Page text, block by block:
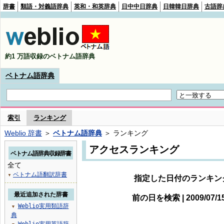
辞書 類語・対義語辞典 英和・和英辞典 日中中日辞典 日韓韓日辞典 古語辞
約1 万語収録のベトナム語辞典
ベトナム語辞典
索引 ランキング
Weblio 辞書 ＞ ベトナム語辞典 ＞ ランキング
アクセスランキング
指定した日付のランキ
前の日を検索 | 2009/07/
ベトナム語辞典収録辞書
全て
▼ ベトナム語翻訳辞書
最近追加された辞書
▼
Weblio実用類語辞
典